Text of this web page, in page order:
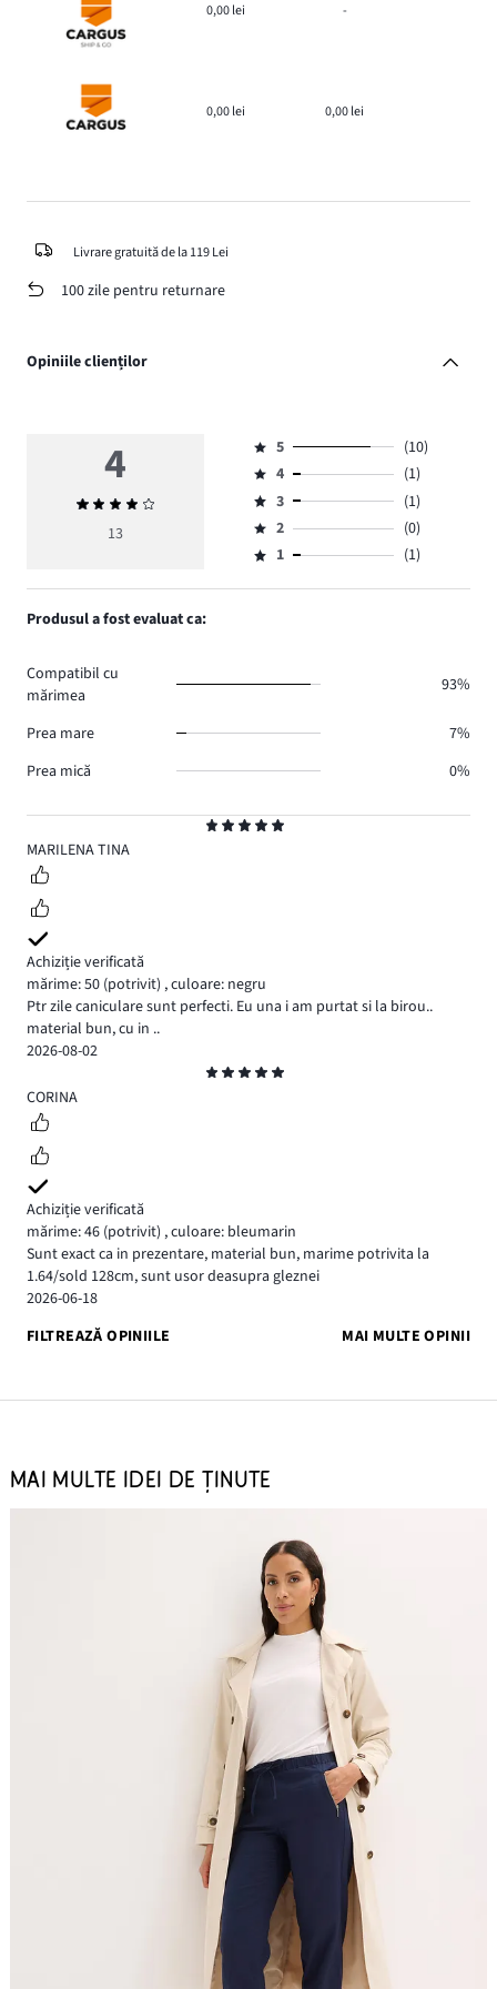
0,00 lei -
0,00 lei 0,00 lei
Livrare gratuită de la 119 Lei
100 zile pentru returnare
Opiniile clienților
5
MARILENA TINA
Achiziție verificată
mărime: 50 (potrivit) ,culoare: negru
Ptr zile caniculare sunt perfecti. Eu una i am purtat si la birou..
material bun, cu in ..
2026-08-02
5
CORINA
Achiziție verificată
mărime: 46 (potrivit) ,culoare: bleumarin
Sunt exact ca in prezentare, material bun, marime potrivita la
1.64/sold 128cm, sunt usor deasupra gleznei
2026-06-18
FILTREAZĂ OPINIILE
MAI MULTE OPINII
4
Evaluarea
medie
13
Evaluare
5,
numărul
de
voturi
10.
5
(10)
Evaluare
4,
numărul
de
1.
4
(1)
Evaluare
3,
numărul
3
(1)
Evaluare
2,
2
(0)
Evaluare
1,
1 (1)
Produsul a fost evaluat ca:
Compatibil cu
mărimea
93%
Prea mare
7%
Prea mică
0%
MAI MULTE IDEI DE ȚINUTE